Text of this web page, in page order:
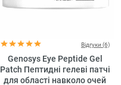
Відгуки (6)
Genosys Eye Peptide Gel
Patch Пептидні гелеві патчі
для області навколо очей